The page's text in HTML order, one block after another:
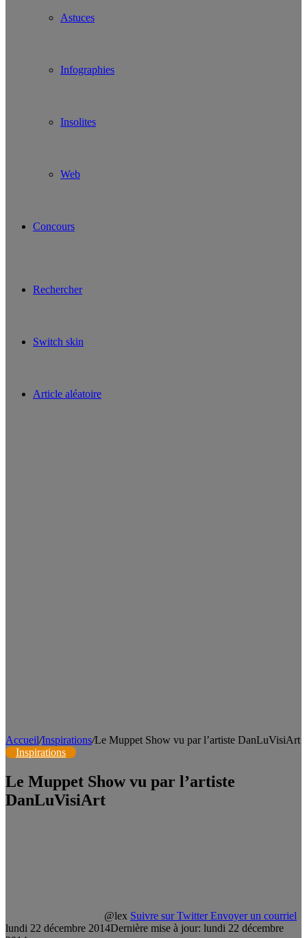
Astuces
Infographies
Insolites
Web
Concours
Rechercher
Switch skin
Article aléatoire
Accueil/Inspirations/Le Muppet Show vu par l’artiste DanLuVisiArt
Inspirations
Le Muppet Show vu par l’artiste
DanLuVisiArt
@lex Suivre sur Twitter Envoyer un courriel
lundi 22 décembre 2014Dernière mise à jour: lundi 22 décembre